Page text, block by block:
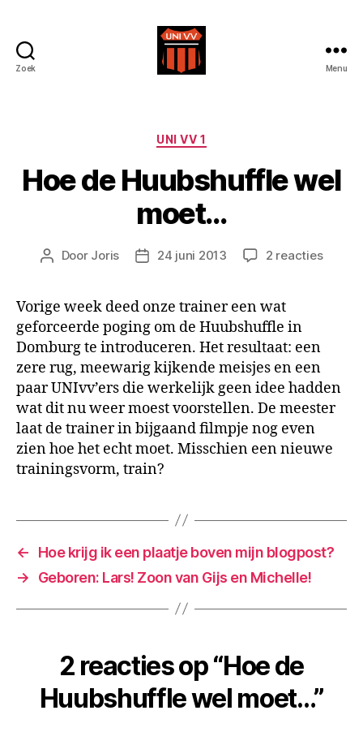
Zoek Menu
Categorieën
UNI VV 1
Hoe de Huubshuffle wel
moet…
Berichtauteur
Door Joris Berichtdatum
24 juni 2013 2 reactiesop
Vorige week deed onze trainer een wat
geforceerde poging om de Huubshuffle in
Domburg te introduceren. Het resultaat: een
zere rug, meewarig kijkende meisjes en een
paar UNIvv’ers die werkelijk geen idee hadden
wat dit nu weer moest voorstellen. De meester
laat de trainer in bijgaand filmpje nog even
zien hoe het echt moet. Misschien een nieuwe
trainingsvorm, train?
←
Hoe krijg ik een plaatje boven mijn blogpost?
→
Geboren: Lars! Zoon van Gijs en Michelle!
2 reacties op “Hoe de
Huubshuffle wel moet…”